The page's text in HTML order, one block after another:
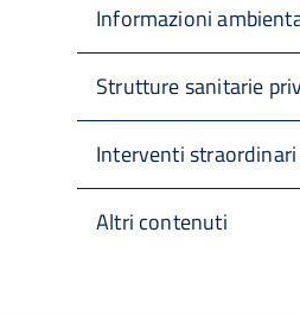
Informazioni
Strutture sanitarie
Interventi
Altri contenuti